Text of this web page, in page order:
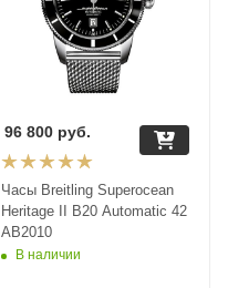
Часы Breitling Superocean
Heritage II B20 Automatic 42
AB2010
В наличии
96 800руб.